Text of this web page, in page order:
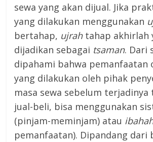
sewa yang akan dijual. Jika
yang dilakukan menggunakan
bertahap, ujrahtahap akhirlah
dijadikan sebagai tsaman. Dari
dipahami bahwa pemanfaatan
yang dilakukan oleh pihak
masa sewa sebelum terjadinya
jual-beli, bisa menggunakan
(pinjam-meminjam) atau
pemanfaatan). Dipandang dari